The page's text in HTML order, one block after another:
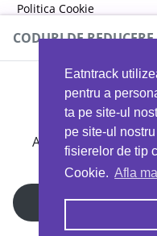
Eatntrack
pentru a
ta pe site-ul
pe site-ul
fisierelor de tip
Cookie. Afla
Politica Cookie
Politica de confidențialitate
Copyright © 2026 EAT &
CODURI DE REDUCERE
Ai 40%reducere la